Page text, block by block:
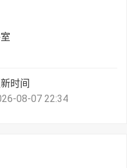
时间
08-07 22:34